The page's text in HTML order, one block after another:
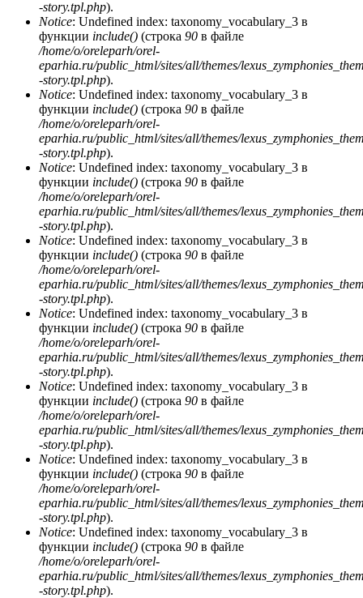
-story.tpl.php).
Notice: Undefined index: taxonomy_vocabulary_3 в
функции include() (строка 90 в файле
/home/o/oreleparh/orel-
eparhia.ru/public_html/sites/all/themes/
-story.tpl.php).
Notice: Undefined index: taxonomy_vocabulary_3 в
функции include() (строка 90 в файле
/home/o/oreleparh/orel-
eparhia.ru/public_html/sites/all/themes/
-story.tpl.php).
Notice: Undefined index: taxonomy_vocabulary_3 в
функции include() (строка 90 в файле
/home/o/oreleparh/orel-
eparhia.ru/public_html/sites/all/themes/
-story.tpl.php).
Notice: Undefined index: taxonomy_vocabulary_3 в
функции include() (строка 90 в файле
/home/o/oreleparh/orel-
eparhia.ru/public_html/sites/all/themes/
-story.tpl.php).
Notice: Undefined index: taxonomy_vocabulary_3 в
функции include() (строка 90 в файле
/home/o/oreleparh/orel-
eparhia.ru/public_html/sites/all/themes/
-story.tpl.php).
Notice: Undefined index: taxonomy_vocabulary_3 в
функции include() (строка 90 в файле
/home/o/oreleparh/orel-
eparhia.ru/public_html/sites/all/themes/
-story.tpl.php).
Notice: Undefined index: taxonomy_vocabulary_3 в
функции include() (строка 90 в файле
/home/o/oreleparh/orel-
eparhia.ru/public_html/sites/all/themes/
-story.tpl.php).
Notice: Undefined index: taxonomy_vocabulary_3 в
функции include() (строка 90 в файле
/home/o/oreleparh/orel-
eparhia.ru/public_html/sites/all/themes/
-story.tpl.php).